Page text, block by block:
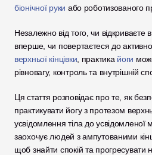
біонічної руки або роботизованого
Незалежно від того, чи відкриваєте
вперше, чи повертаєтеся до
верхньої кінцівки , практика йоги
рівновагу, контроль та внутрішній
Ця стаття розповідає про те, як
практикувати йогу з протезом
усвідомлення тіла до усвідомленої
заохочує людей з ампутованими
щоб знайти спокій та прогресувати